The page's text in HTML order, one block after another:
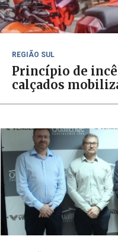
REGIÃO SUL
Princípio de
calçados